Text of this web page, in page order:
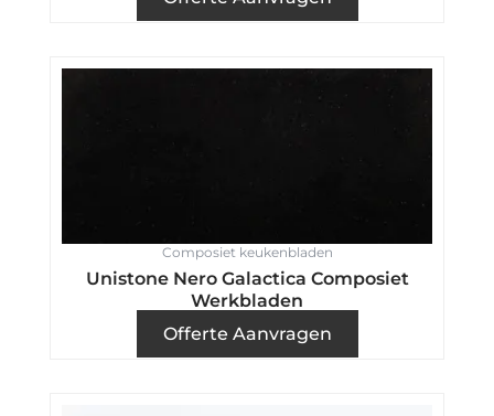
Composiet keukenbladen
Unistone Nero Galactica Composiet
Werkbladen
Offerte Aanvragen